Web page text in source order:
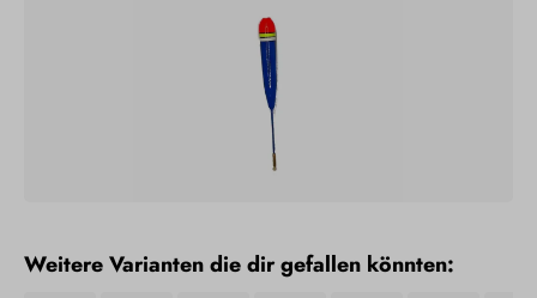
Weitere Varianten die dir gefallen könnten: